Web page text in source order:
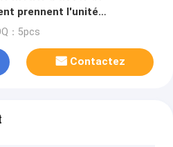
prennent l'unité
：5pcs
Contactez